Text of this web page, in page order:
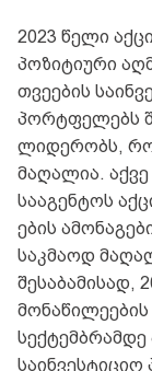
2023 წელი
პოზიტიური
თვეების
პორტფელებს
ლიდერობს,
მაღალია. აქვე
სააგენტოს
ების
საკმაოდ
შესაბამისად,